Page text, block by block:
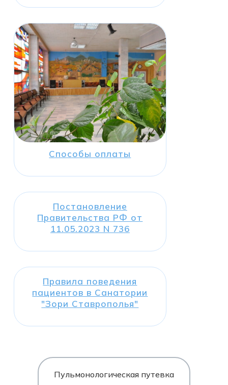
Способы оплаты
Постановление
Правительства РФ от
11.05.2023 N 736
Правила поведения
пациентов в Санатории
"Зори Ставрополья"
Пульмонологическая путевка